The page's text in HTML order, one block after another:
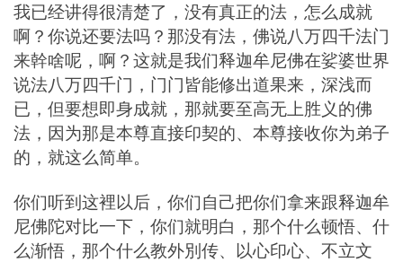
我已经讲得很清楚了，没有真正的法，怎么成就
啊？你说还要法吗？那没有法，佛说八万四千法门
来幹啥呢，啊？这就是我们释迦牟尼佛在娑婆世界
说法八万四千门，门门皆能修出道果来，深浅而
已，但要想即身成就，那就要至高无上胜义的佛
法，因为那是本尊直接印契的、本尊接收你为弟子
的，就这么简单。
你们听到这裡以后，你们自己把你们拿来跟释迦牟
尼佛陀对比一下，你们就明白，那个什么顿悟、什
么渐悟，那个什么教外別传、以心印心、不立文